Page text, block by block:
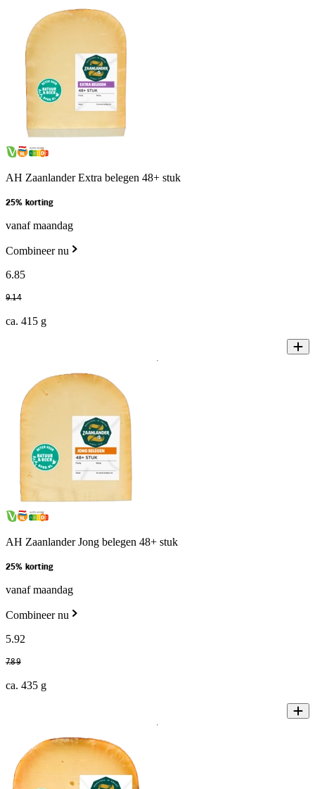
AH Zaanlander Extra belegen 48+ stuk
25% korting
vanaf maandag
Combineer nu
6.85
9.14
ca. 415 g
AH Zaanlander Jong belegen 48+ stuk
25% korting
vanaf maandag
Combineer nu
5.92
7.89
ca. 435 g